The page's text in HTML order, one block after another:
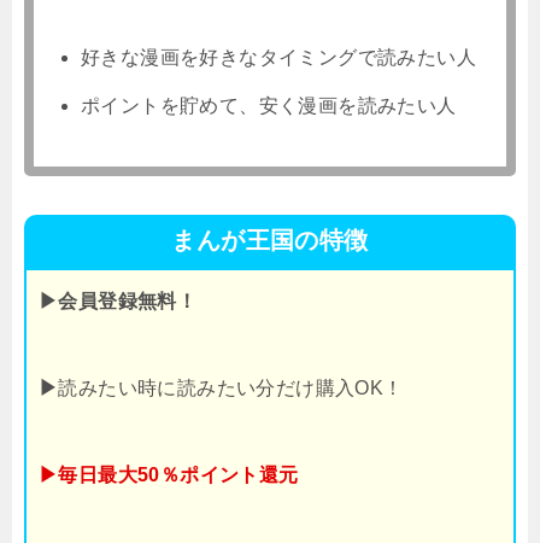
好きな漫画を好きなタイミングで読みたい人
ポイントを貯めて、安く漫画を読みたい人
まんが王国の特徴
▶会員登録無料！
▶読みたい時に読みたい分だけ購入OK！
▶毎日最大50％ポイント還元